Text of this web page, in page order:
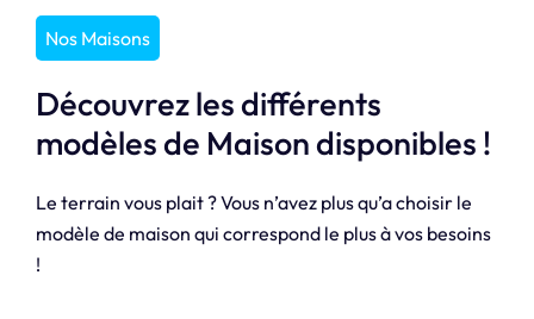
Nos Maisons
Découvrez les différents
modèles de Maison disponibles !
Le terrain vous plait ? Vous n’avez plus qu’a choisir le
modèle de maison qui correspond le plus à vos besoins
!